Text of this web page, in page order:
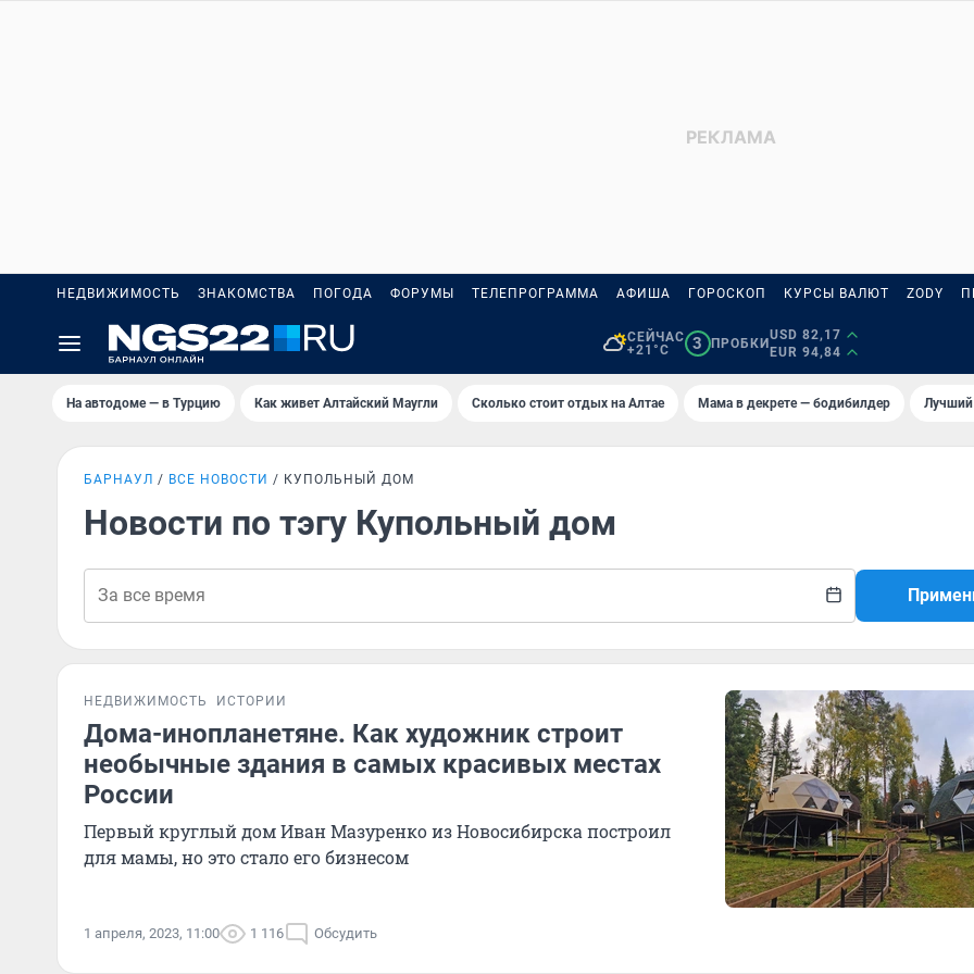
НЕДВИЖИМОСТЬ ЗНАКОМСТВА ПОГОДА ФОРУМЫ ТЕЛЕПРОГРАММА АФИША ГОРОСКОП КУРСЫ ВАЛЮТ ZODY
СЕЙЧАС
+21°C
3 ПРОБКИ
USD 82,17
EUR 94,84
На автодоме — в Турцию Как живет Алтайский Маугли Сколько стоит отдых на Алтае Мама в декрете — бодибилдер
БАРНАУЛ ВСЕ НОВОСТИ КУПОЛЬНЫЙ ДОМ
Новости по тэгу Купольный дом
НЕДВИЖИМОСТЬ ИСТОРИИ
Дома-инопланетяне. Как художник строит
необычные здания в самых красивых местах
России
Первый круглый дом Иван Мазуренко из Новосибирска построил
для мамы, но это стало его бизнесом
1 апреля, 2023, 11:00 1 116 Обсудить